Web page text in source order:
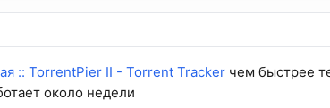
:: TorrentPier II - Torrent Tracker чем быстрее
около недели